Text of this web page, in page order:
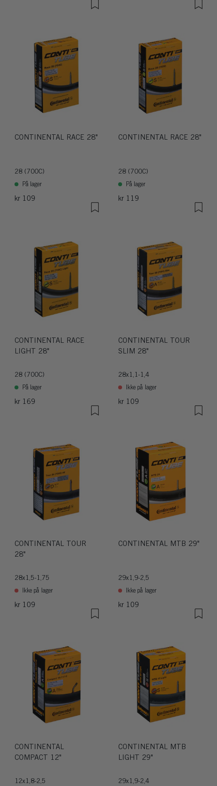
CONTINENTAL RACE 28"
28 (700C)
På lager
kr 109
CONTINENTAL RACE 28"
28 (700C)
På lager
kr 119
CONTINENTAL RACE
LIGHT 28"
28 (700C)
På lager
kr 169
CONTINENTAL TOUR
SLIM 28"
28x1,1-1,4
Ikke på lager
kr 109
CONTINENTAL TOUR
28"
28x1,5-1,75
Ikke på lager
kr 109
CONTINENTAL MTB 29"
29x1,9-2,5
Ikke på lager
kr 109
CONTINENTAL
COMPACT 12"
12x1,8-2,5
CONTINENTAL MTB
LIGHT 29"
29x1,9-2,4